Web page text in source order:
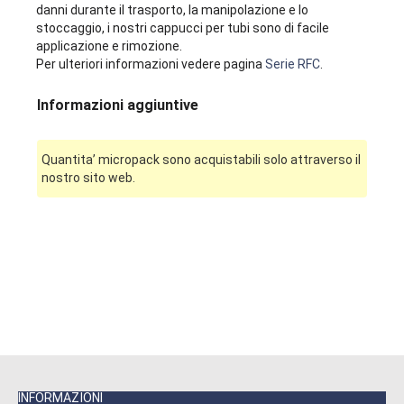
danni durante il trasporto, la manipolazione e lo
stoccaggio, i nostri cappucci per tubi sono di facile
applicazione e rimozione.
Per ulteriori informazioni vedere paginaSerie RFC
Informazioni aggiuntive
Quantita’ micropack sono acquistabili solo attraverso il
nostro sito web.
INFORMAZIONI